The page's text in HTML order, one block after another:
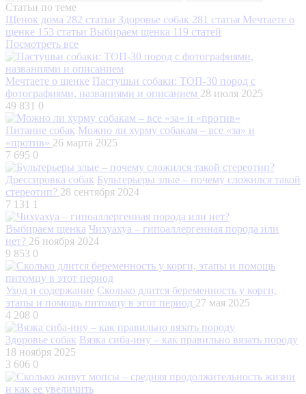
Статьи по теме
Щенок дома 282 статьи Здоровье собак 281 статья Мечтаете о
щенке 153 статьи Выбираем щенка 119 статей
Посмотреть все
Мечтаете о щенке Пастушьи собаки: ТОП-30 пород с
фотографиями, названиями и описанием 28 июля 2025
49 831 0
Питание собак Можно ли хурму собакам – все «за» и
«против» 26 марта 2025
7 695 0
Дрессировка собак Бультерьеры злые – почему сложился такой
стереотип? 28 сентября 2024
7 131 1
Выбираем щенка Чихуахуа – гипоаллергенная порода или
нет? 26 ноября 2024
9 853 0
Уход и содержание Сколько длится беременность у корги,
этапы и помощь питомцу в этот период 27 мая 2025
4 208 0
Здоровье собак Вязка сиба-ину – как правильно вязать породу
18 ноября 2025
3 606 0